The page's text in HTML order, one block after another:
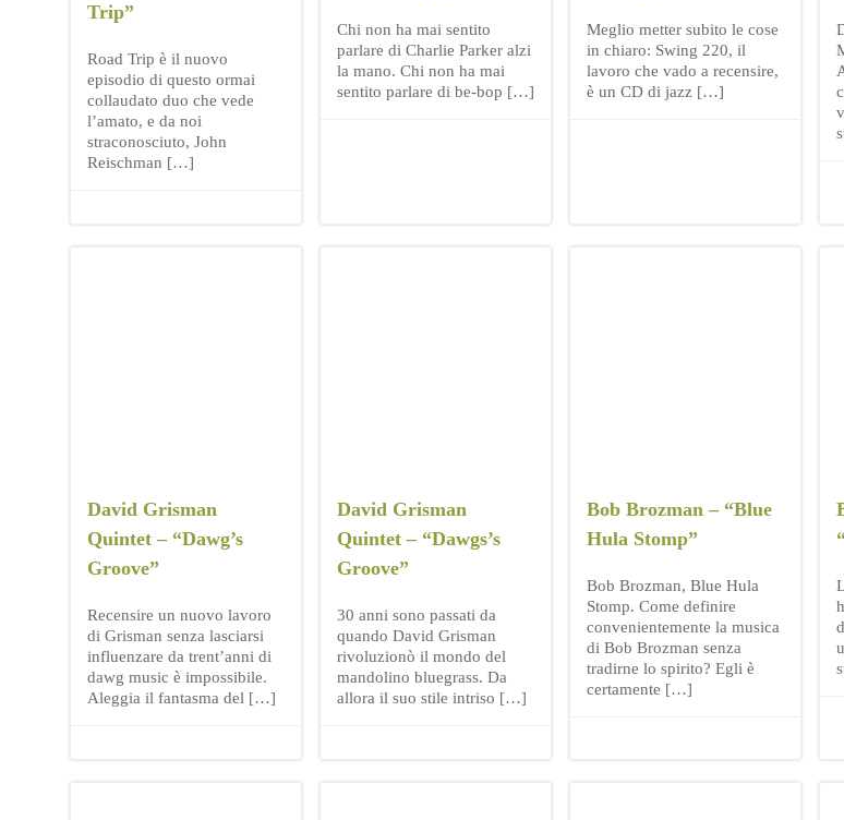
Trip”
Road Trip è il nuovo
episodio di questo ormai
collaudato duo che vede
l’amato, e da noi
straconosciuto, John
Reischman […]
Chi non ha mai sentito
parlare di Charlie Parker alzi
la mano. Chi non ha mai
sentito parlare di be-bop […]
Meglio metter subito le cose
in chiaro: Swing 220, il
lavoro che vado a recensire,
è un CD di jazz […]
David Grisman
Quintet – “Dawg’s
Groove”
Recensire un nuovo lavoro
di Grisman senza lasciarsi
influenzare da trent’anni di
dawg music è impossibile.
Aleggia il fantasma del […]
David Grisman
Quintet – “Dawgs’s
Groove”
30 anni sono passati da
quando David Grisman
rivoluzionò il mondo del
mandolino bluegrass. Da
allora il suo stile intriso […]
Bob Brozman – “Blue
Hula Stomp”
Bob Brozman, Blue Hula
Stomp. Come definire
convenientemente la musica
di Bob Brozman senza
tradirne lo spirito? Egli è
certamente […]